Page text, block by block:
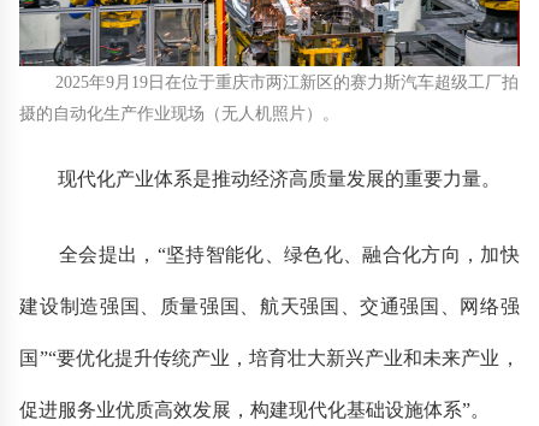
2025年9月19日在位于重庆市两江新区的赛力斯汽车超级工厂拍
摄的自动化生产作业现场（无人机照片）。
现代化产业体系是推动经济高质量发展的重要力量。
全会提出，“坚持智能化、绿色化、融合化方向，加快
建设制造强国、质量强国、航天强国、交通强国、网络强
国”“要优化提升传统产业，培育壮大新兴产业和未来产业，
促进服务业优质高效发展，构建现代化基础设施体系”。